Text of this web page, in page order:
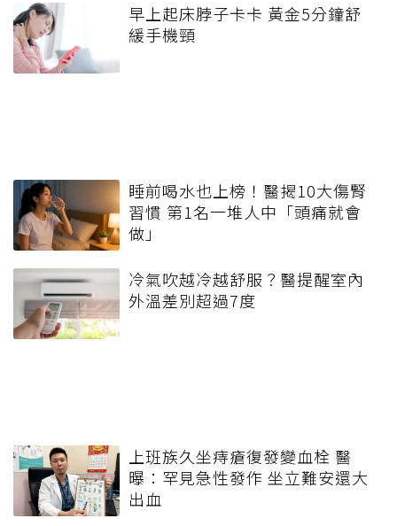
早上起床脖子卡卡 黃金5分鐘舒
緩手機頸
睡前喝水也上榜！醫揭10大傷腎
習慣 第1名一堆人中「頭痛就會
做」
冷氣吹越冷越舒服？醫提醒室內
外溫差別超過7度
上班族久坐痔瘡復發變血栓 醫
曝：罕見急性發作 坐立難安還大
出血